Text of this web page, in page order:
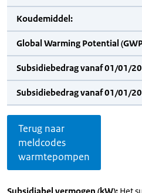
Koudemiddel:
Global Warming Potential
Subsidiebedrag vanaf 01/01/
Subsidiebedrag vanaf 01/01/
Terug naar
meldcodes
warmtepompen